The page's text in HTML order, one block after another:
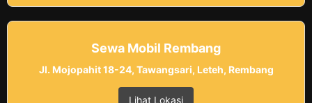
Sewa Mobil Rembang
Jl. Mojopahit 18-24, Tawangsari, Leteh, Rembang
Lihat Lokasi